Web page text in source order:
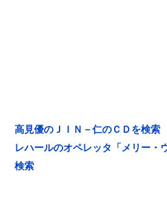
高見優のＪＩＮ－仁のＣＤを検索
レハールのオペレッタ「メリー・
検索